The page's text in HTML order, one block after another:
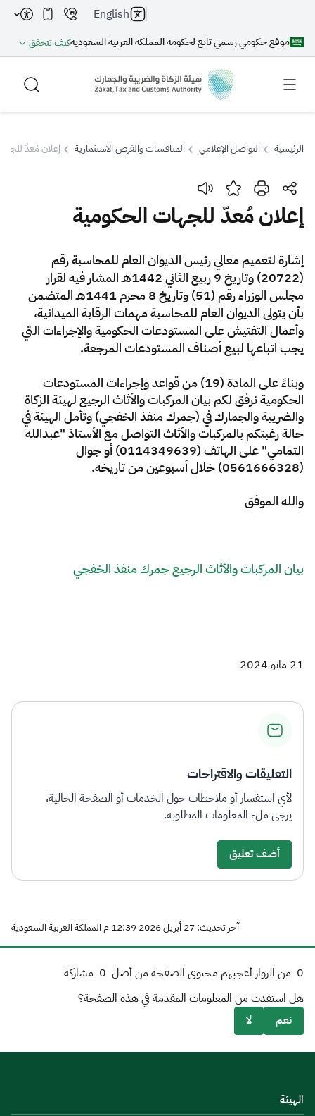
موقع حكومي رسمي تابع لحكومة المملكة العربية السعوديةكيف تتحقق
English
بحث
اقتراحات
الزكاة الجمارك
ضريبة القيمة المضافة
الإقرار الضريبي
التصرفات العقارية
الرئيسية التواصل الإعلامي المنافسات والفرص الاستثمارية إعلان مُعدّ
إعلان مُعدّ للجهات الحكومية
​​​​​إشارة لتعميم معالي رئيس الديوان العام للمحاسبة رقم
(20722) وتاريخ 9 ربيع الثاني 1442هـ المشار فيه لقرار
مجلس الوزراء رقم (51) وتاريخ 8 محرم 1441هـ المتضمن
بأن يتولى الديوان العام للمحاسبة مهمات الرقابة الميدانية،
وأعمال التفتيش على المستودعات الحكومية والإجراءات التي
يجب اتباعها لبيع أصناف المستودعات المرجعة.​
وبناءً على المادة (19) من قواعد وإجراءات المستودعات
الحكوميةنرفق لكم بيان المركبات والأثاث الرجيع لهيئة الزكاة
والضريبة والجمارك في (جمرك منفذ الخفجي) وتأمل الهيئة في
حالة رغبتكم بالمركبات والأثاث التواصل مع الأستاذ "عبدالله
التمامي" على الهاتف (0114349639) أو جوال
(
0561666328) خلال أسبوعين من تاريخه.
والله الموفق​
بيان المركبات والأثاث الرجيع جمر​ك منفذ الخفجي​
21 مايو 2024
التعليقات والاقتراحات
لأي استفسار أو ملاحظات حول الخدمات أو الصفحة الحالية،
يرجى ملء المعلومات المطلوبة.
أضف تعليق
آخر تحديث: 27 أبريل 2026 12:39 م المملكة العربية السعودية
0 من الزوار أعجبهم محتوى الصفحة من أصل 0 مشاركة
هل استفدت من المعلومات المقدمة في هذه الصفحة؟
نعم
لا
الهيئة